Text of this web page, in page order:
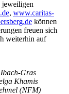
jeweiligen
, www.caritas-
können
freuen sich
weiterhin auf
Gras
Khamis
(NFM)